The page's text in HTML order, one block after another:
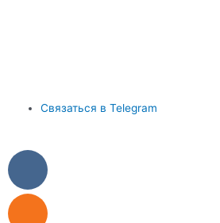
Связаться в Telegram